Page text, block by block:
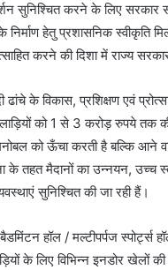
सुनिश्चित करने के लिए
हेतु प्रशासनिक स्वीकृति
करने की दिशा में राज्य
के विकास, प्रशिक्षण एवं
को 1 से 3 करोड़ रुपये तक
को ऊँचा करती है बल्कि आने
के तहत मैदानों का उन्नयन,
सुनिश्चित की जा रही हैं।
हॉल / मल्टीपर्पज
के लिए विभिन्न इनडोर खेलों